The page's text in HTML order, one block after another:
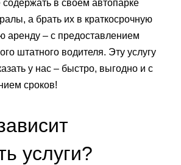
в своем автопарке
а брать их в краткосрочную
аренду – с предоставлением
штатного водителя. Эту услугу
у нас – быстро, выгодно и с
сроков!
услуги?